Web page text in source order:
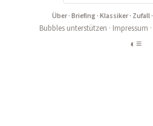
Über·Briefing·Klassiker· Zufall·
Bubbles unterstützen · Impressum ·
◐ ≡